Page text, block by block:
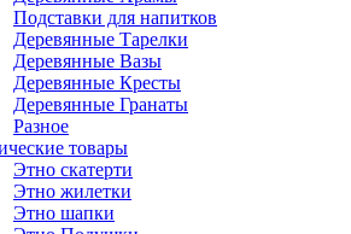
Подставки для напитков
Деревянные Тарелки
Деревянные Вазы
Деревянные Кресты
Деревянные Гранаты
Разное
товары
Этно скатерти
Этно жилетки
Этно шапки